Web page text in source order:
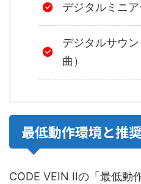
デジタルミニ
デジタルサウ
曲）
最低動作環境と推
CODE VEIN IIの「最低動